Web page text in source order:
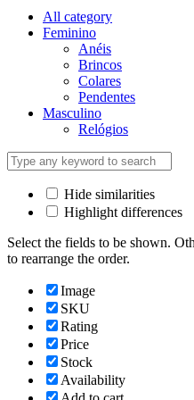
All category
Feminino
Anéis
Brincos
Colares
Pendentes
Masculino
Relógios
Hide similarities
Highlight differences
Select the fields to be shown.
to rearrange the order.
Image
SKU
Rating
Price
Stock
Availability